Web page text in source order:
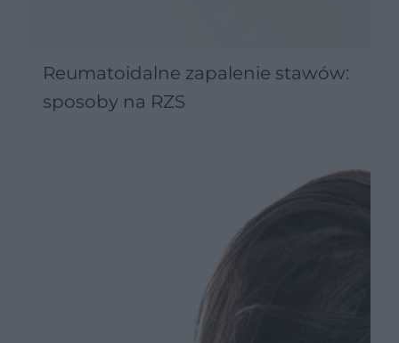
Reumatoidalne zapalenie stawów:
sposoby na RZS